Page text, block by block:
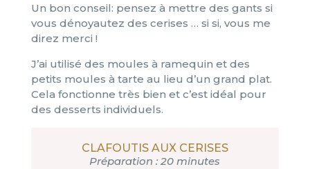
Un bon conseil: pensez à mettre des gants si
vous dénoyautez des cerises … si si, vous me
direz merci !
J’ai utilisé des moules à ramequin et des
petits moules à tarte au lieu d’un grand plat.
Cela fonctionne très bien et c’est idéal pour
des desserts individuels.
CLAFOUTIS AUX CERISES
Préparation : 20 minutes